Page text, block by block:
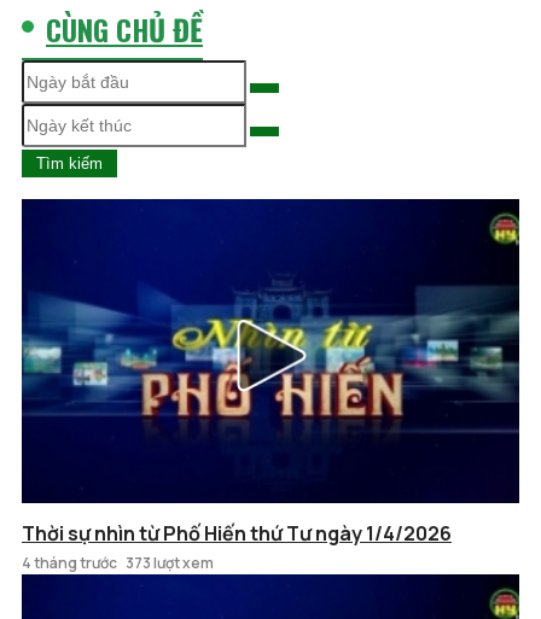
CÙNG CHỦ ĐỀ
Tìm kiếm
Thời sự nhìn từ Phố Hiến thứ Tư ngày 1/4/2026
4 tháng trước 373 lượt xem